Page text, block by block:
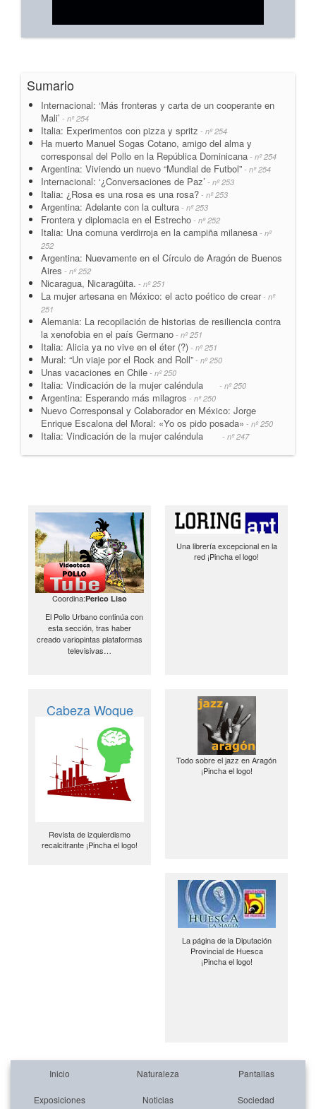
Sumario
Internacional: ‘Más fronteras y carta de un cooperante en
Mali’ - nº 254
Italia: Experimentos con pizza y spritz - nº 254
Ha muerto Manuel Sogas Cotano, amigo del alma y
corresponsal del Pollo en la República Dominicana - nº 254
Argentina: Viviendo un nuevo “Mundial de Futbol” - nº 254
Internacional: ‘¿Conversaciones de Paz’ - nº 253
Italia: ¿Rosa es una rosa es una rosa? - nº 253
Argentina: Adelante con la cultura - nº 253
Frontera y diplomacia en el Estrecho - nº 252
Italia: Una comuna verdirroja en la campiña milanesa - nº
252
Argentina: Nuevamente en el Círculo de Aragón de Buenos
Aires - nº 252
Nicaragua, Nicaragüita. - nº 251
La mujer artesana en México: el acto poético de crear- nº
251
Alemania: La recopilación de historias de resiliencia contra
la xenofobia en el país Germano - nº 251
Italia: Alicia ya no vive en el éter (?) - nº 251
Mural: “Un viaje por el Rock and Roll” - nº 250
Unas vacaciones en Chile - nº 250
Italia: Vindicación de la mujer caléndula - nº 250
Argentina: Esperando más milagros - nº 250
Nuevo Corresponsal y Colaborador en México: Jorge
Enrique Escalona del Moral: «Yo os pido posada» - nº 250
Italia: Vindicación de la mujer caléndula - nº 247
Coordina:Perico Liso
El Pollo Urbano continúa con
esta sección, tras haber
creado variopintas plataformas
televisivas…
Una librería excepcional en la
red ¡Pincha el logo!
Cabeza Woque
Revista de izquierdismo
recalcitrante ¡Pincha el logo!
Todo sobre el jazz en Aragón
¡Pincha el logo!
La página de la Diputación
Provincial de Huesca
¡Pincha el logo!
Inicio Naturaleza Pantallas
Exposiciones Noticias Sociedad